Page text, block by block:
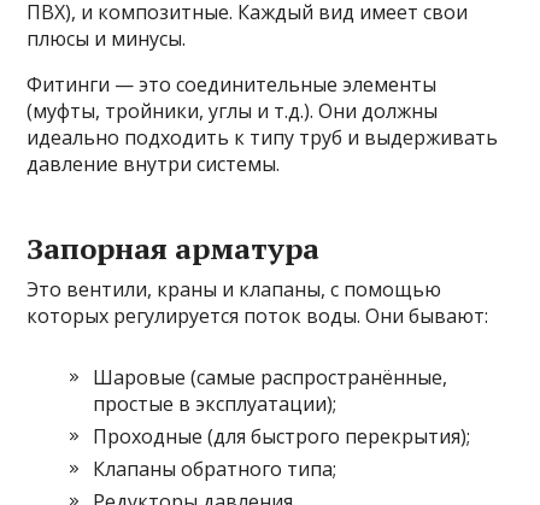
ПВХ), и композитные. Каждый вид имеет свои
плюсы и минусы.
Фитинги — это соединительные элементы
(муфты, тройники, углы и т.д.). Они должны
идеально подходить к типу труб и выдерживать
давление внутри системы.
Запорная арматура
Это вентили, краны и клапаны, с помощью
которых регулируется поток воды. Они бывают:
Шаровые (самые распространённые,
простые в эксплуатации);
Проходные (для быстрого перекрытия);
Клапаны обратного типа;